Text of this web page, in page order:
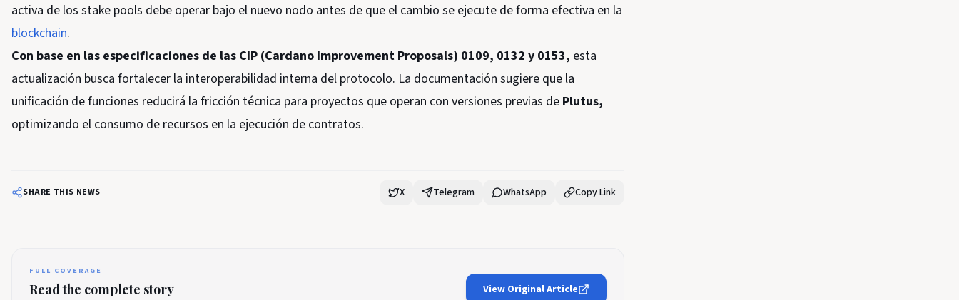
activa de los stake pools debe operar bajo el nuevo nodo antes de que el cambio se ejecute de forma efectiva en la
blockchain.
Con base en las especificaciones de las CIP (Cardano Improvement Proposals) 0109, 0132 y 0153, esta
actualización busca fortalecer la interoperabilidad interna del protocolo. La documentación sugiere que la
unificación de funciones reducirá la fricción técnica para proyectos que operan con versiones previas de Plutus,
optimizando el consumo de recursos en la ejecución de contratos.
SHARE THIS NEWS X Telegram WhatsApp Copy Link
FULL COVERAGE
Read the complete story View Original Article